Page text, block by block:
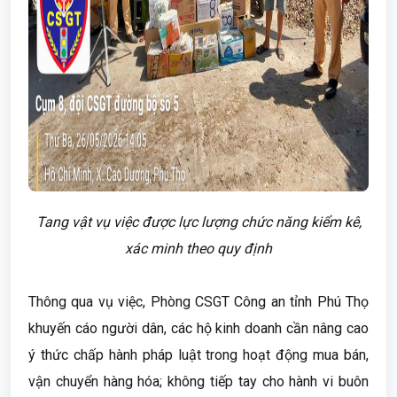
Tang vật vụ việc được lực lượng chức năng kiểm kê,
xác minh theo quy định
Thông qua vụ việc, Phòng CSGT Công an tỉnh Phú Thọ
khuyến cáo người dân, các hộ kinh doanh cần nâng cao
ý thức chấp hành pháp luật trong hoạt động mua bán,
vận chuyển hàng hóa; không tiếp tay cho hành vi buôn